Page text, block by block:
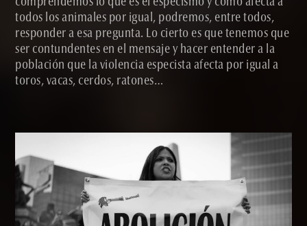
todos los animales por igual, podremos, entre todos,
responder a esa pregunta. Lo cierto es que tenemos que
ser contundentes en el mensaje y hacer entender a la
población que la violencia especista afecta por igual a
toros, vacas, cerdos, ratones…